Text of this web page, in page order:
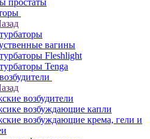
простаты
вагины
Fleshlight
Tenga
возбудители
возбуждающие капли
возбуждающие крема, гели и